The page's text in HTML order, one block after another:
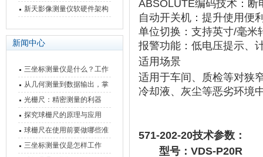
从开机到出报告，新手也能
新天影像测量仪软硬件架构
新闻中心
三坐标测量仪是什么？工作
原理、分类与核心功能一次
讲清
从几何测量到数据输出，掌
握万濠影像测量仪的六大核
心能力
光栅尺：精密测量的利器
探究球栅尺的原理与应用
球栅尺在使用前要做哪些准
备工作？
三坐标测量仪是怎样工作
ABSOLUTE编码技术 ：
自动开关机 ：提升使用便
单位切换 ：支持英寸/毫
报警功能 ：低电压提示、
适用场景
适用于车间、质检等对‌狭
冷却液、灰尘等恶劣环境
571-202-20技术参数：
型号：VDS-P20R